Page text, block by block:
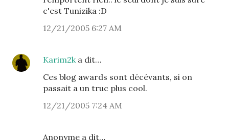
c'est Tunizika :D
12/21/2005 6:27 AM
Karim2ka dit…
Ces blog awards sont décévants, si on
passait a un truc plus cool.
12/21/2005 7:24 AM
Anonyme a dit…